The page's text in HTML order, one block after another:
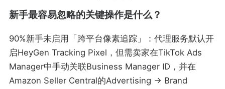
新手最容易忽略的关键操作是什么？
90%新手未启用「跨平台像素追踪」：代理服务默认开
启HeyGen Tracking Pixel，但需卖家在TikTok Ads
Manager中手动关联Business Manager ID，并在
Amazon Seller Central的Advertising → Brand